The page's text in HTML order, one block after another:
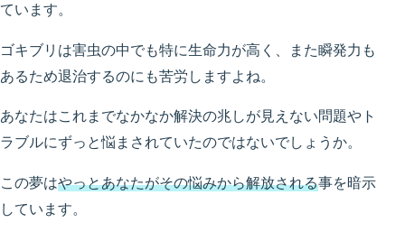
ています。
ゴキブリは害虫の中でも特に生命力が高く、また瞬発力も
あるため退治するのにも苦労しますよね。
あなたはこれまでなかなか解決の兆しが見えない問題やト
ラブルにずっと悩まされていたのではないでしょうか。
この夢はやっとあなたがその悩みから解放される事を暗示
しています。